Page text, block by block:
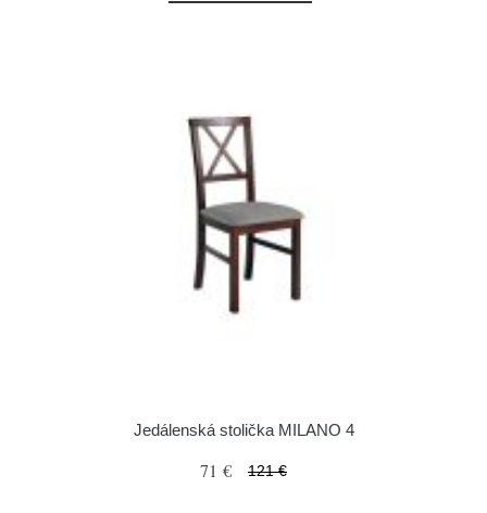
Jedálenská stolička MILANO 4
71 € 121 €